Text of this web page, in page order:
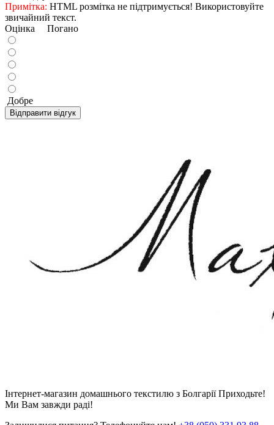
Примітка: HTML розмітка не підтримується! Використовуйте
звичайний текст.
Оцінка Погано
Добре
Відправити відгук
Інтернет-магазин домашнього текстилю з Болгарії Приходьте!
Ми Вам завжди раді!